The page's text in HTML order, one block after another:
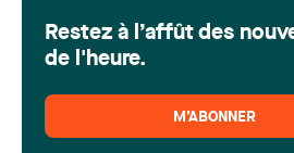
Restez à l’affût des
de l'heure.
M’ABONNER